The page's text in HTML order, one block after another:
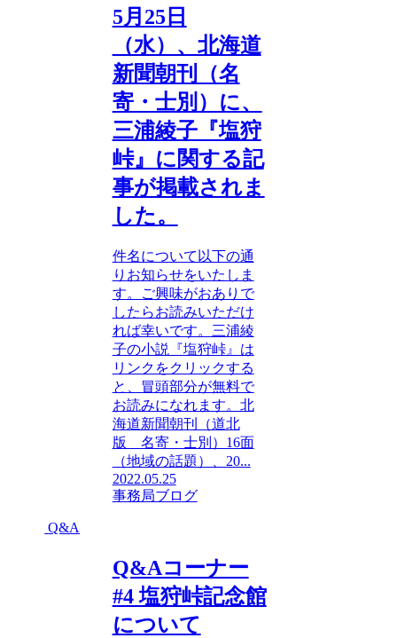
5月25日
（水）、北海道
新聞朝刊（名
寄・士別）に、
三浦綾子『塩狩
峠』に関する記
事が掲載されま
した。
件名について以下の通
りお知らせをいたしま
す。ご興味がおありで
したらお読みいただけ
れば幸いです。三浦綾
子の小説『塩狩峠』は
リンクをクリックする
と、冒頭部分が無料で
お読みになれます。北
海道新聞朝刊（道北
版 名寄・士別）16面
（地域の話題）、20...
2022.05.25
事務局ブログ
Q&A
Q&Aコーナー
#4 塩狩峠記念館
について